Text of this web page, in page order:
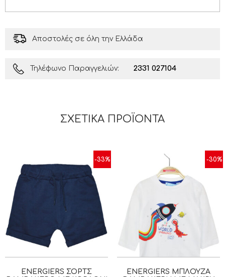
Αποστολές σε όλη την Ελλάδα
Τηλέφωνο Παραγγελιών: 2331 027104
ΣΧΕΤΙΚΆ ΠΡΟΪΌΝΤΑ
-33%
ENERGIERS ΣΟΡΤΣ
-30%
ENERGIERS ΜΠΛΟΎΖΑ